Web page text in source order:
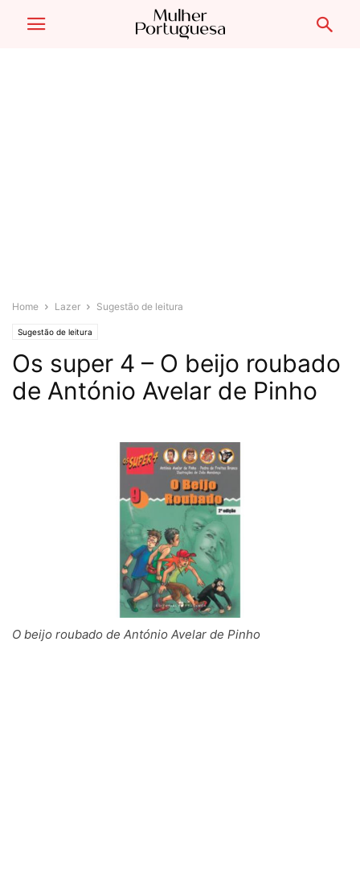
Home Lazer Sugestão de leitura
Sugestão de leitura
Os super 4 – O beijo roubado
de António Avelar de Pinho
O beijo roubado de António Avelar de Pinho